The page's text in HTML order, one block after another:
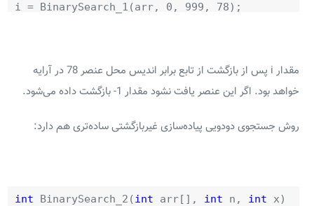
i = BinarySearch_1(arr, 0, 999, 78);
مقدار i پس از بازگشت از تابع برابر اندیس محل عنصر 78 در آرایه
خواهد بود. اگر این عنصر یافت نشود مقدار 1- بازگشت داده می‌شود.
روش جستجوی دودویی پیاده‌سازی غیربازگشتی ساده‌تری هم دارد:
intBinarySearch_2(intarr[],intn,intx)